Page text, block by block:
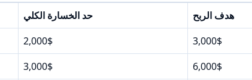
هدف الربح حد الخسارة الكلي
3,000$
2,000$
6,000$
3,000$